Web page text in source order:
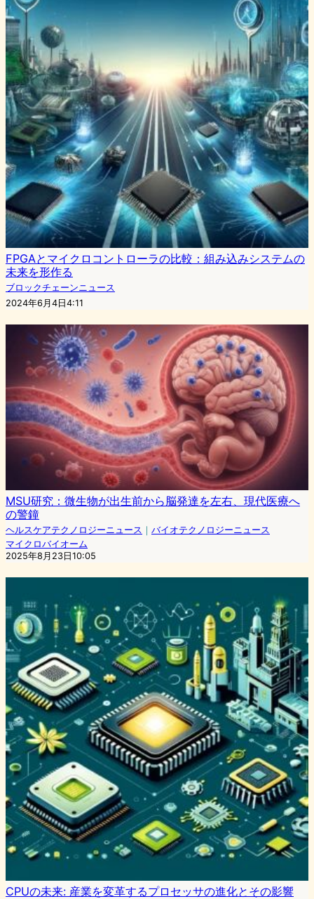
FPGAとマイクロコントローラの比較：組み込みシステムの
未来を形作る
ブロックチェーンニュース
2024年6月4日4:11
MSU研究：微生物が出生前から脳発達を左右、現代医療へ
の警鐘
ヘルスケアテクノロジーニュース ｜ バイオテクノロジーニュース
マイクロバイオーム
2025年8月23日10:05
CPUの未来: 産業を変革するプロセッサの進化とその影響